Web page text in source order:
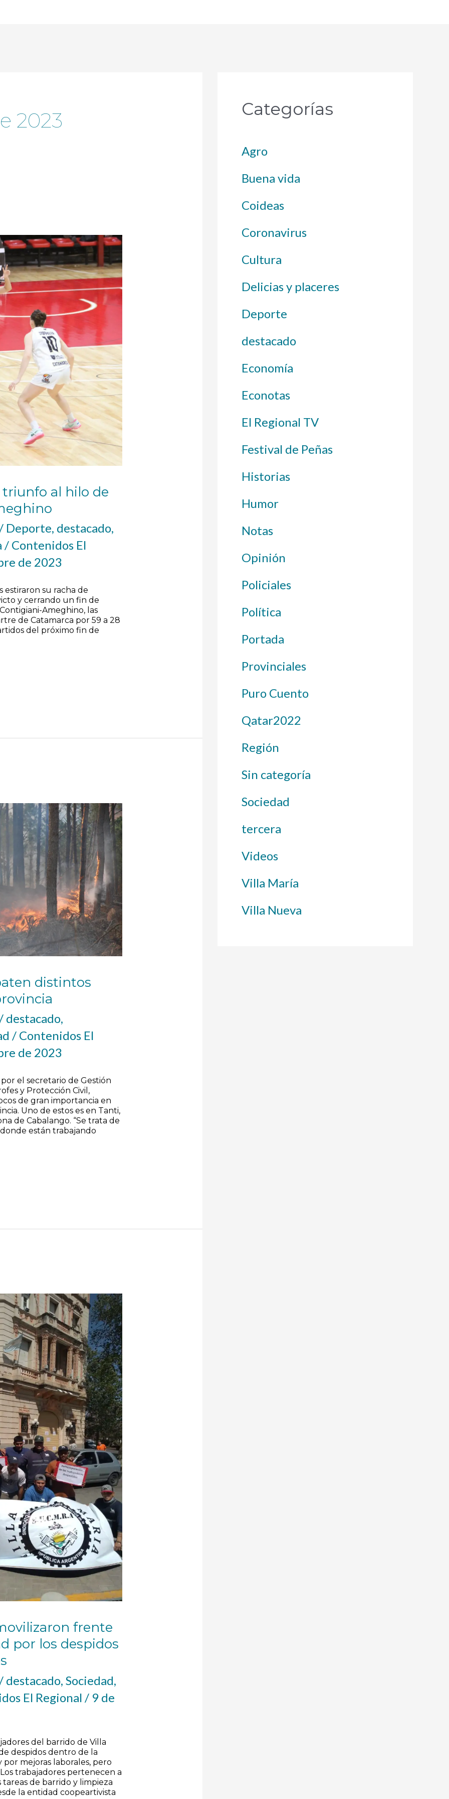
2023
al hilo de
/ Deporte, destacado,
/ Contenidos El
de 2023
estiraron su racha de
y cerrando un fin de
Ameghino, las
de Catamarca por 59 a 28
del próximo fin de
distintos
destacado,
/ Contenidos El
de 2023
el secretario de Gestión
y Protección Civil,
de gran importancia en
Uno de estos es en Tanti,
de Cabalango. “Se trata de
están trabajando
frente
por los despidos
/ destacado,Sociedad,
El Regional / 9 de
del barrido de Villa
despidos dentro de la
mejoras laborales, pero
trabajadores pertenecen a
tareas de barrido y limpieza
la entidad coopeartivista
Categorías
Agro
Buena vida
Coideas
Coronavirus
Cultura
Delicias y placeres
Deporte
destacado
Economía
Econotas
El Regional TV
Festival de Peñas
Historias
Humor
Notas
Opinión
Policiales
Política
Portada
Provinciales
Puro Cuento
Qatar2022
Región
Sin categoría
Sociedad
tercera
Videos
Villa María
Villa Nueva